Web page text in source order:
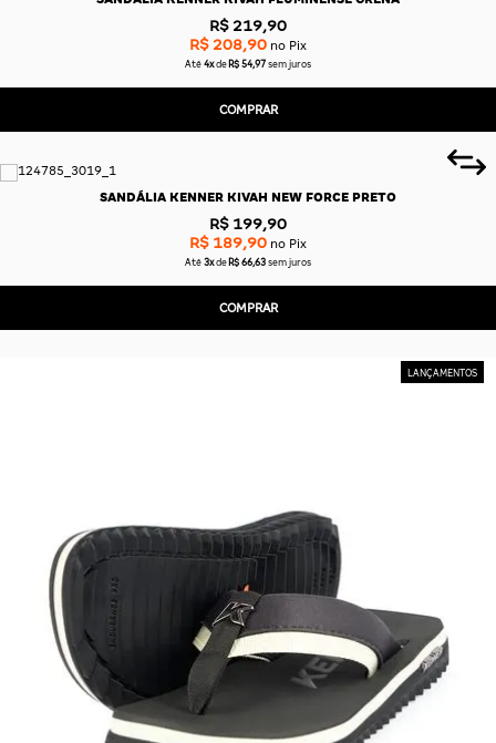
R$ 219,90
R$ 208,90 no Pix
Até 4x de R$ 54,97 sem juros
COMPRAR
SANDÁLIA KENNER KIVAH NEW FORCE PRETO
R$ 199,90
R$ 189,90 no Pix
Até 3x de R$ 66,63 sem juros
COMPRAR